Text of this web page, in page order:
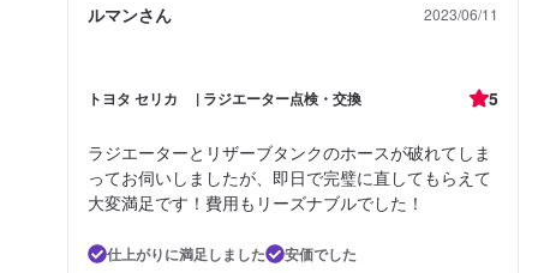
ルマンさん 2023/06/11
トヨタ セリカ | ラジエーター点検・交換 5
ラジエーターとリザーブタンクのホースが破れてしま
ってお伺いしましたが、即日で完璧に直してもらえて
大変満足です！費用もリーズナブルでした！
仕上がりに満足しました
安価でした